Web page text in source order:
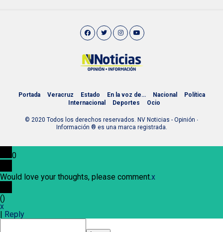
Portada Veracruz Estado En la voz de… Nacional
Política
Internacional
Deportes Ocio
© 2020 Todos los derechos reservados. NV Noticias - Opinión ∙
Información ® es una marca registrada.
0
Would love your thoughts, please comment.x
()
x
| Reply